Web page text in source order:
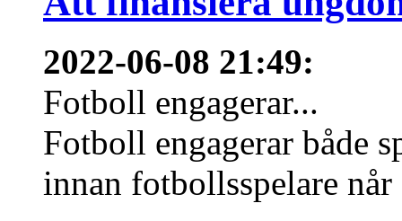
2022-06-08 21:49:
Fotboll engagerar...
Fotboll engagerar både
innan fotbollsspelare